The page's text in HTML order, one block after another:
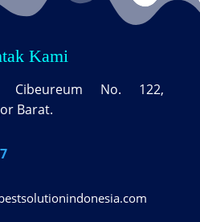
Kami
Cibeureum No. 122,
Barat.